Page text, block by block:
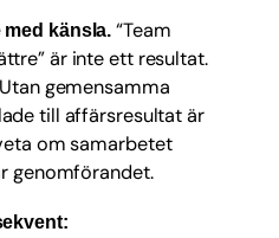
med känsla. “Team
är inte ett resultat.
gemensamma
till affärsresultat är
om samarbetet
genomförandet.